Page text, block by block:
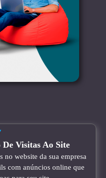
Visitas Ao Site
no website da sua empresa
com anúncios online que